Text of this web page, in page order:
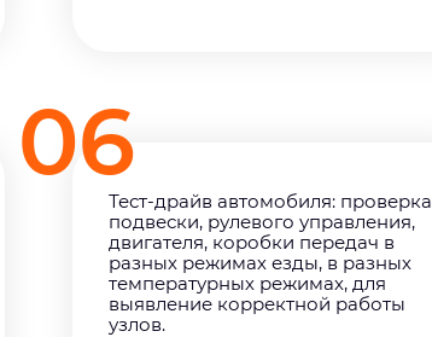
06
Тест-драйв автомобиля: проверка
подвески, рулевого управления,
двигателя, коробки передач в
разных режимах езды, в разных
температурных режимах, для
выявление корректной работы
узлов.